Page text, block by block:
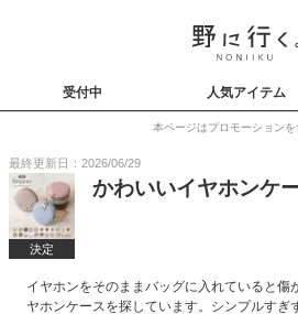
受付中 人気アイテム
本ページはプロモーション
最終更新日：2026/06/29
決定
かわいいイヤホンケ
イヤホンをそのままバッグに入れていると傷
ヤホンケースを探しています。シンプルすぎ